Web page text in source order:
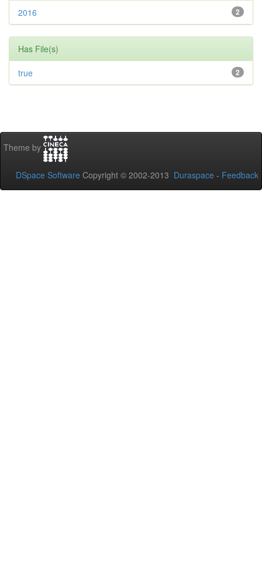
2
2016
Has File(s)
2
true
Theme by
DSpace Software Copyright © 2002-2013 Duraspace - Feedback